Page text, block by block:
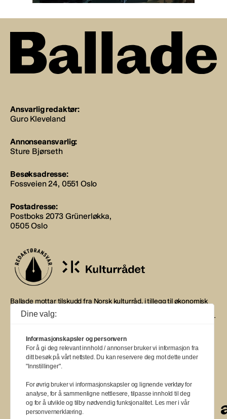
Ansvarlig redaktør:
Guro Kleveland
Annonseansvarlig:
Sture Bjørseth
Besøksadresse:
Fossveien 24, 0551 Oslo
Postadresse:
Postboks 2073 Grünerløkka,
0505 Oslo
Ballade mottar tilskudd fra Norsk kulturråd, i tillegg til økonomisk
støtte fra eierne NOPA, Norsk komponistforening og
Musikkforleggerne. Ballade drives etter Redaktør- og Vær Varsom-
BALLADE — NORGES MUSIKKMAGASIN
aa
aa
a
a
Dine valg:
Informasjonskapsler og personvern
For å gi deg relevant innhold / annonser bruker vi informasjon fra
ditt besøk på vårt nettsted. Du kan reservere deg mot dette under
"Innstillinger".
For øvrig bruker vi informasjonskapsler og lignende verktøy for
analyse, for å sammenligne nettlesere, tilpasse innhold til deg
og for å utvikle og tilby nødvendig funksjonalitet. Les mer i vår
personvernerklæring.